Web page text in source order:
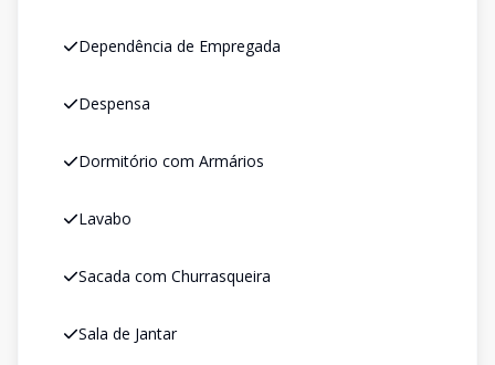
Dependência de Empregada
Despensa
Dormitório com Armários
Lavabo
Sacada com Churrasqueira
Sala de Jantar